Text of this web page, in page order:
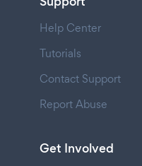
Help Center
Tutorials
Contact Support
Report Abuse
Get Involved